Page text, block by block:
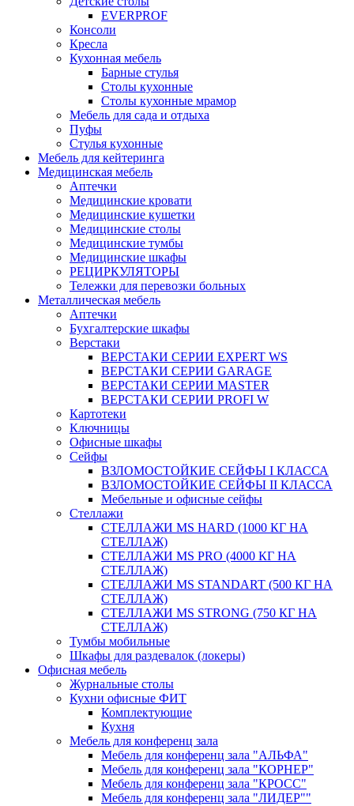
EVERPROF
Консоли
Кресла
Кухонная мебель
Барные стулья
Столы кухонные
Столы кухонные мрамор
Мебель для сада и отдыха
Пуфы
Стулья кухонные
Мебель для кейтеринга
Медицинская мебель
Аптечки
Медицинские кровати
Медицинские кушетки
Медицинские столы
Медицинские тумбы
Медицинские шкафы
РЕЦИРКУЛЯТОРЫ
Тележки для перевозки больных
Металлическая мебель
Аптечки
Бухгалтерские шкафы
Верстаки
ВЕРСТАКИ СЕРИИ EXPERT WS
ВЕРСТАКИ СЕРИИ GARAGE
ВЕРСТАКИ СЕРИИ MASTER
ВЕРСТАКИ СЕРИИ PROFI W
Картотеки
Ключницы
Офисные шкафы
Сейфы
ВЗЛОМОСТОЙКИЕ СЕЙФЫ I КЛАССА
ВЗЛОМОСТОЙКИЕ СЕЙФЫ II КЛАССА
Мебельные и офисные сейфы
Стеллажи
СТЕЛЛАЖИ MS HARD (1000 КГ НА
СТЕЛЛАЖ)
СТЕЛЛАЖИ MS PRO (4000 КГ НА
СТЕЛЛАЖ)
СТЕЛЛАЖИ MS STANDART (500 КГ НА
СТЕЛЛАЖ)
СТЕЛЛАЖИ MS STRONG (750 КГ НА
СТЕЛЛАЖ)
Тумбы мобильные
Шкафы для раздевалок (локеры)
Офисная мебель
Журнальные столы
Кухни офисные ФИТ
Комплектующие
Кухня
Мебель для конференц зала
Мебель для конференц зала "АЛЬФА"
Мебель для конференц зала "КОРНЕР"
Мебель для конференц зала "КРОСС"
Мебель для конференц зала "ЛИДЕР""